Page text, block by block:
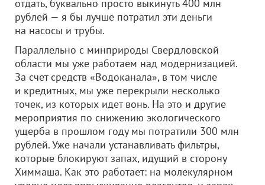
отдать, буквально просто выкинуть 400 млн
рублей — я бы лучше потратил эти деньги
на насосы и трубы.
Параллельно с минприроды Свердловской
области мы уже работаем над модернизацией.
За счет средств «Водоканала», в том числе
и кредитных, мы уже перекрыли несколько
точек, из которых идет вонь. На это и другие
мероприятия по снижению экологического
ущерба в прошлом году мы потратили 300 млн
рублей. Уже начали устанавливать фильтры,
которые блокируют запах, идущий в сторону
Химмаша. Как это работает: на молекулярном